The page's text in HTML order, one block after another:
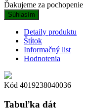
Ďakujeme za pochopenie
Súhlasím
Detaily produktu
Štítok
Informačný list
Hodnotenia
Kód 4019238040036
Tabuľka dát